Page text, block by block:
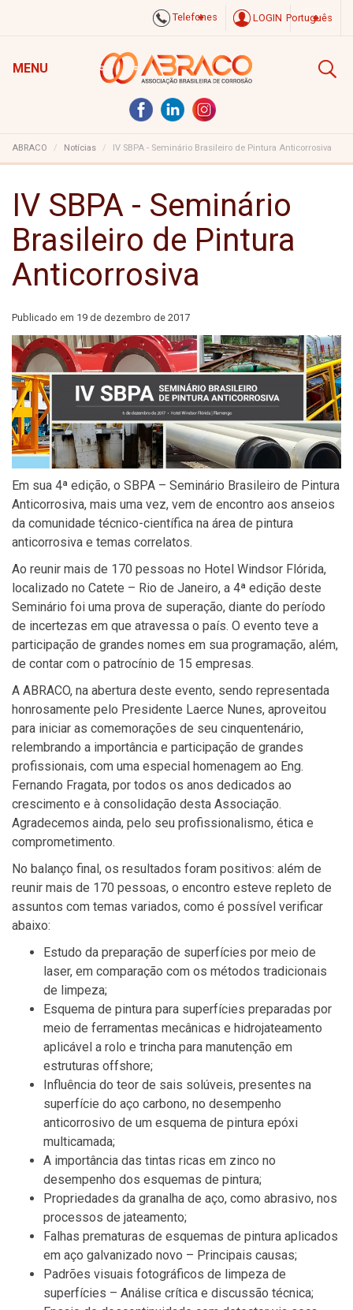
Telefones LOGIN Português
MENU
ABRACO Notícias IV SBPA - Seminário Brasileiro de Pintura Anticorrosiva
IV SBPA - Seminário
Brasileiro de Pintura
Anticorrosiva
Publicado em 19 de dezembro de 2017
Em sua 4ª edição, o SBPA – Seminário Brasileiro de Pintura
Anticorrosiva, mais uma vez, vem de encontro aos anseios
da comunidade técnico-científica na área de pintura
anticorrosiva e temas correlatos.
Ao reunir mais de 170 pessoas no Hotel Windsor Flórida,
localizado no Catete – Rio de Janeiro, a 4ª edição deste
Seminário foi uma prova de superação, diante do período
de incertezas em que atravessa o país. O evento teve a
participação de grandes nomes em sua programação, além,
de contar com o patrocínio de 15 empresas.
A ABRACO, na abertura deste evento, sendo representada
honrosamente pelo Presidente Laerce Nunes, aproveitou
para iniciar as comemorações de seu cinquentenário,
relembrando a importância e participação de grandes
profissionais, com uma especial homenagem ao Eng.
Fernando Fragata, por todos os anos dedicados ao
crescimento e à consolidação desta Associação.
Agradecemos ainda, pelo seu profissionalismo, ética e
comprometimento.
No balanço final, os resultados foram positivos: além de
reunir mais de 170 pessoas, o encontro esteve repleto de
assuntos com temas variados, como é possível verificar
abaixo:
Estudo da preparação de superfícies por meio de
laser, em comparação com os métodos tradicionais
de limpeza;
Esquema de pintura para superfícies preparadas por
meio de ferramentas mecânicas e hidrojateamento
aplicável a rolo e trincha para manutenção em
estruturas offshore;
Influência do teor de sais solúveis, presentes na
superfície do aço carbono, no desempenho
anticorrosivo de um esquema de pintura epóxi
multicamada;
A importância das tintas ricas em zinco no
desempenho dos esquemas de pintura;
Propriedades da granalha de aço, como abrasivo, nos
processos de jateamento;
Falhas prematuras de esquemas de pintura aplicados
em aço galvanizado novo – Principais causas;
Padrões visuais fotográficos de limpeza de
superfícies – Análise crítica e discussão técnica;